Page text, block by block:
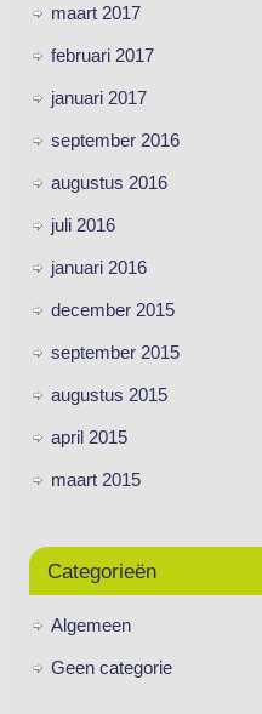
maart 2017
februari 2017
januari 2017
september 2016
augustus 2016
juli 2016
januari 2016
december 2015
september 2015
augustus 2015
april 2015
maart 2015
Categorieën
Algemeen
Geen categorie